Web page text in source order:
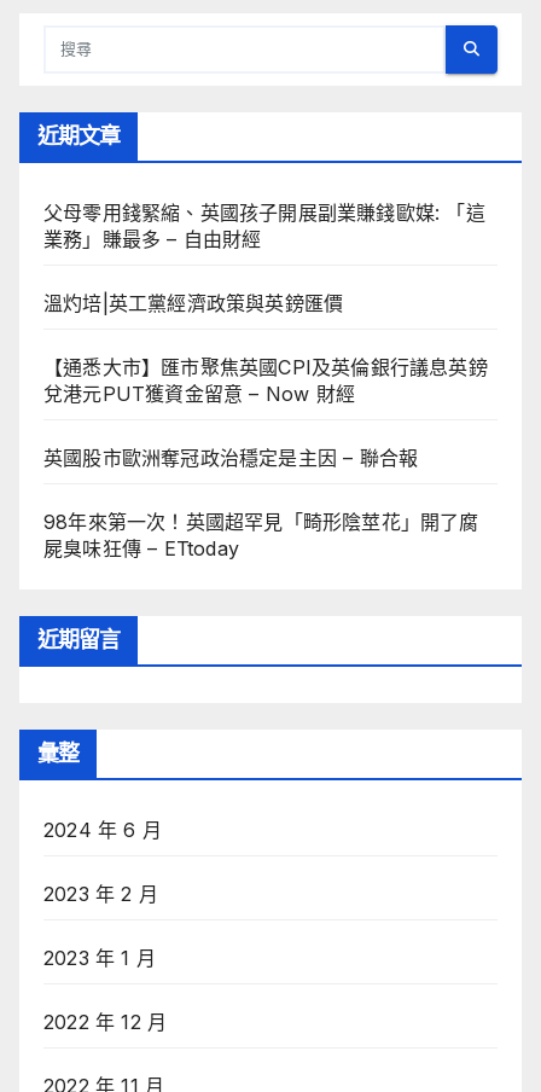
近期文章
父母零用錢緊縮、英國孩子開展副業賺錢歐媒: 「這
業務」賺最多 – 自由財經
溫灼培|英工黨經濟政策與英鎊匯價
【通悉大市】匯市聚焦英國CPI及英倫銀行議息英鎊
兌港元PUT獲資金留意 – Now 財經
英國股市歐洲奪冠政治穩定是主因 – 聯合報
98年來第一次！英國超罕見「畸形陰莖花」開了腐
屍臭味狂傳 – ETtoday
近期留言
彙整
2024 年 6 月
2023 年 2 月
2023 年 1 月
2022 年 12 月
2022 年 11 月